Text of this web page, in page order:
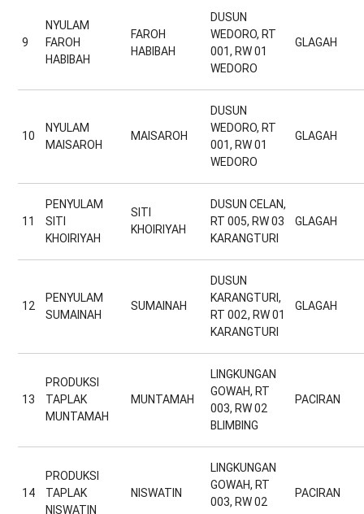
9
NYULAM
FAROH
HABIBAH
FAROH
HABIBAH
DUSUN
WEDORO, RT
001, RW 01
WEDORO
GLAGAH
10
NYULAM
MAISAROH
MAISAROH
DUSUN
WEDORO, RT
001, RW 01
WEDORO
GLAGAH
11
PENYULAM
SITI
KHOIRIYAH
SITI
KHOIRIYAH
DUSUN CELAN,
RT 005, RW 03
KARANGTURI
GLAGAH
12
PENYULAM
SUMAINAH
SUMAINAH
DUSUN
KARANGTURI,
RT 002, RW 01
KARANGTURI
GLAGAH
13
PRODUKSI
TAPLAK
MUNTAMAH
MUNTAMAH
LINGKUNGAN
GOWAH, RT
003, RW 02
BLIMBING
PACIRAN
14
PRODUKSI
TAPLAK
NISWATIN
NISWATIN
LINGKUNGAN
GOWAH, RT
003, RW 02
PACIRAN